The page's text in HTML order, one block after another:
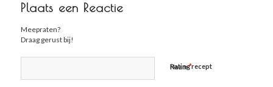
Plaats een Reactie
Meepraten?
Draag gerust bij!
Naam*
Rating recept